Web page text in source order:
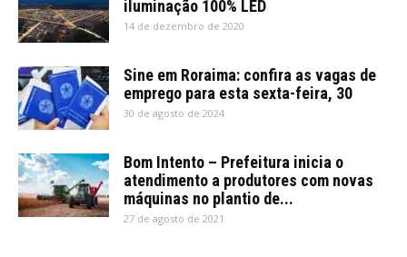
iluminação 100% LED
14 de dezembro de 2020
Sine em Roraima: confira as vagas de
emprego para esta sexta-feira, 30
30 de agosto de 2024
Bom Intento – Prefeitura inicia o
atendimento a produtores com novas
máquinas no plantio de...
27 de agosto de 2021